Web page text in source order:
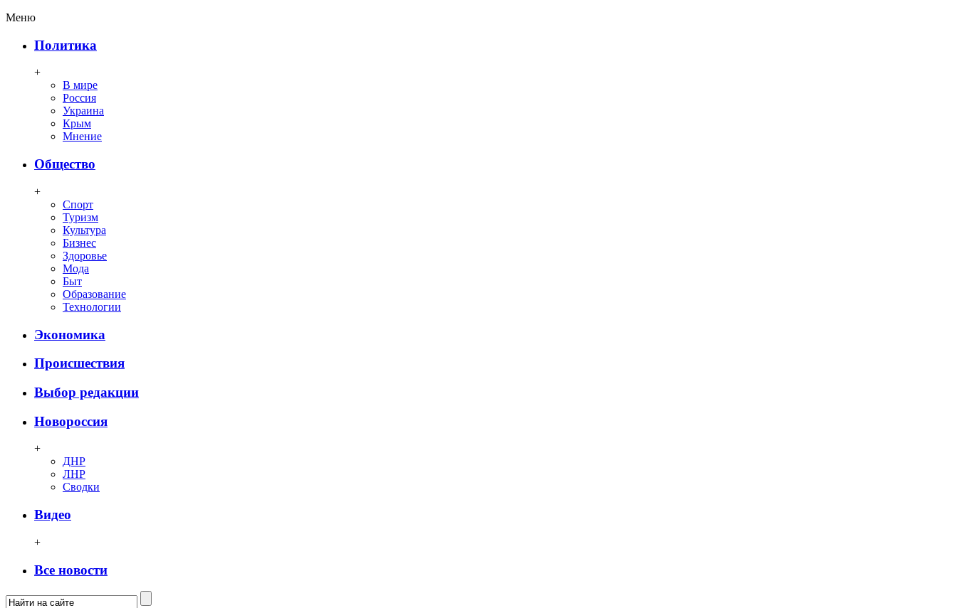
Меню
Политика
+
В мире
Россия
Украина
Крым
Мнение
Общество
+
Спорт
Туризм
Культура
Бизнес
Здоровье
Мода
Быт
Образование
Технологии
Экономика
Происшествия
Выбор редакции
Новороссия
+
ДНР
ЛНР
Сводки
Видео
+
Все новости